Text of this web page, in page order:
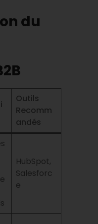
du
Outils
Recomm
andés
HubSpot,
Salesforc
e